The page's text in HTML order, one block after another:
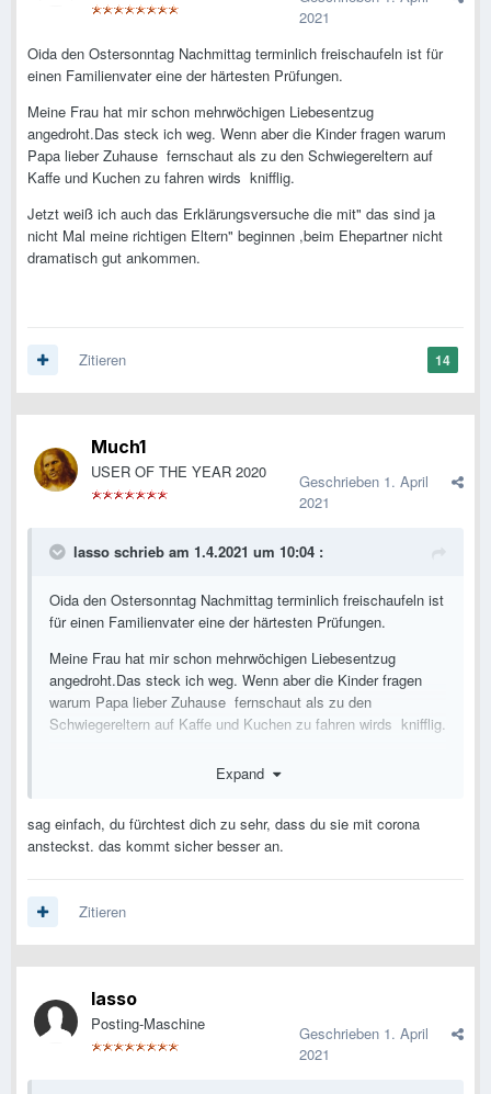
2021
Oida den Ostersonntag Nachmittag terminlich freischaufeln ist für
einen Familienvater eine der härtesten Prüfungen.
Meine Frau hat mir schon mehrwöchigen Liebesentzug
angedroht.Das steck ich weg. Wenn aber die Kinder fragen warum
Papa lieber Zuhause fernschaut als zu den Schwiegereltern auf
Kaffe und Kuchen zu fahren wirds knifflig.
Jetzt weiß ich auch das Erklärungsversuche die mit" das sind ja
nicht Mal meine richtigen Eltern" beginnen ,beim Ehepartner nicht
dramatisch gut ankommen.
14
Zitieren
Much1
USER OF THE YEAR 2020 Geschrieben 1. April
2021
lasso schrieb am 1.4.2021 um 10:04 :
Oida den Ostersonntag Nachmittag terminlich freischaufeln ist
für einen Familienvater eine der härtesten Prüfungen.
Meine Frau hat mir schon mehrwöchigen Liebesentzug
angedroht.Das steck ich weg. Wenn aber die Kinder fragen
warum Papa lieber Zuhause fernschaut als zu den
Schwiegereltern auf Kaffe und Kuchen zu fahren wirds knifflig.
ja nicht Mal meine richtigen Eltern" beginnen ,beim Ehepartner
Expand
sag einfach, du fürchtest dich zu sehr, dass du sie mit corona
ansteckst. das kommt sicher besser an.
Zitieren
lasso
Posting-Maschine Geschrieben 1. April
2021